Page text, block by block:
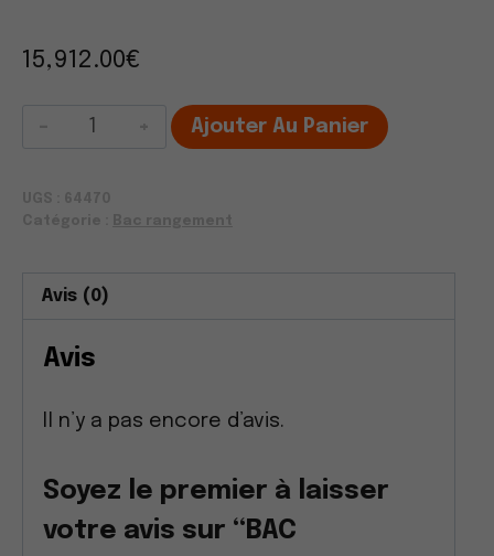
15,912.00€
quantité
x
x
CM
L
Ajouter Au Panier
Avis (0)
Avis
Il n’y a pas encore d’avis.
Soyez le premier à laisser
votre avis sur “BAC